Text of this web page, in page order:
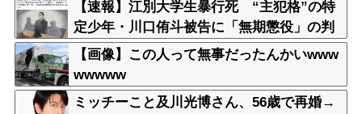
【速報】江別大学生暴行死 “主犯格”の特
定少年・川口侑斗被告に「無期懲役」の判
決 当時17歳少年に「懲役30年」の判決
【画像】この人って無事だったんかいwww
wwwww
ミッチーこと及川光博さん、56歳で再婚→